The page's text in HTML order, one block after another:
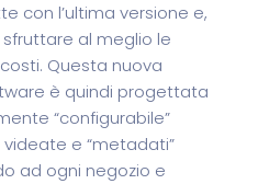
con l’ultima versione e,
al meglio le
Questa nuova
è quindi progettata
“configurabile”
e “metadati”
ad ogni negozio e